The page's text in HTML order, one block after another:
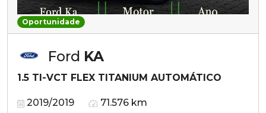
Oportunidade
Ford KA
1.5 TI-VCT FLEX TITANIUM AUTOMÁTICO
2019/2019 71.576 km